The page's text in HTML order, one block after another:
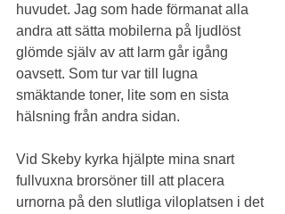
huvudet. Jag som hade förmanat alla
andra att sätta mobilerna på ljudlöst
glömde själv av att larm går igång
oavsett. Som tur var till lugna
smäktande toner, lite som en sista
hälsning från andra sidan.
Vid Skeby kyrka hjälpte mina snart
fullvuxna brorsöner till att placera
urnorna på den slutliga viloplatsen i det